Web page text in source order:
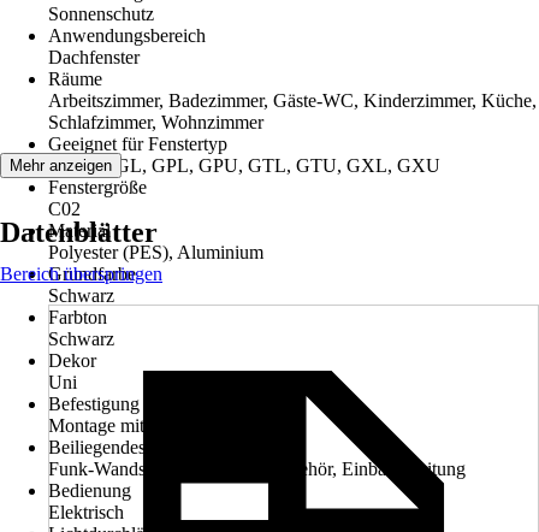
Sonnenschutz
Anwendungsbereich
Dachfenster
Räume
Arbeitszimmer, Badezimmer, Gäste-WC, Kinderzimmer, Küche,
Schlafzimmer, Wohnzimmer
Geeignet für Fenstertyp
GGU, GGL, GPL, GPU, GTL, GTU, GXL, GXU
Fenstergröße
C02
Material
Polyester (PES), Aluminium
Grundfarbe
Schwarz
Farbton
Schwarz
Dekor
Uni
Befestigung
Montage mit Seitenführung
Beiliegendes Zubehör
Funk-Wandschalter, Montagezubehör, Einbauanleitung
Bedienung
Elektrisch
Mehr anzeigen
Datenblätter
Bereich überspringen